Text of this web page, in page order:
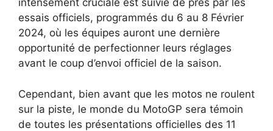
intensément cruciale est suivie de près par les
essais officiels, programmés du 6 au 8 Février
2024, où les équipes auront une dernière
opportunité de perfectionner leurs réglages
avant le coup d’envoi officiel de la saison.
Cependant, bien avant que les motos ne roulent
sur la piste, le monde du MotoGP sera témoin
de toutes les présentations officielles des 11